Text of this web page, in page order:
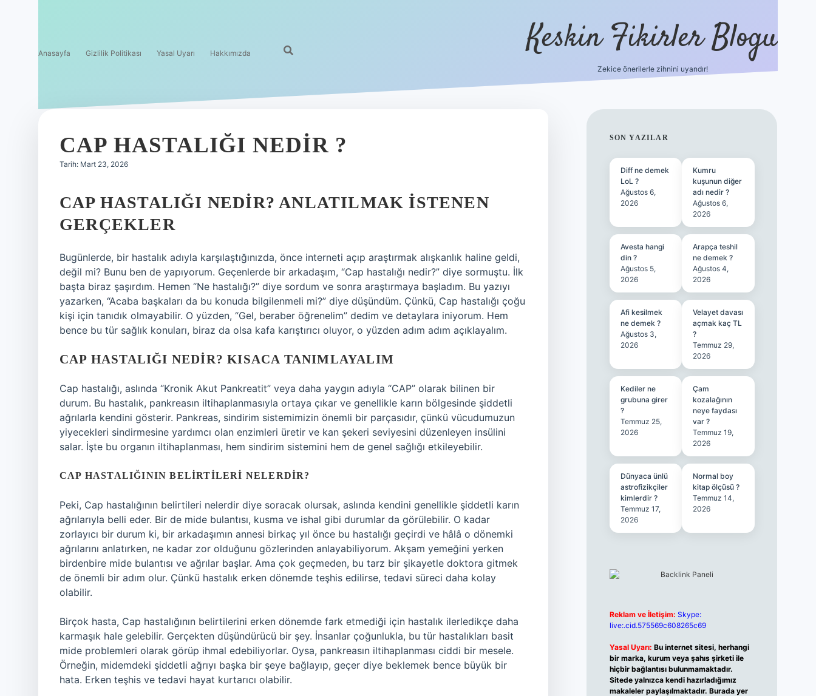
Anasayfa Gizlilik Politikası Yasal Uyarı Hakkımızda Keskin Fikirler Blogu
Zekice önerilerle zihnini uyandır!
CAP HASTALIĞI NEDIR ?
Tarih: Mart 23, 2026
CAP HASTALIĞI NEDIR? ANLATILMAK İSTENEN
GERÇEKLER
Bugünlerde, bir hastalık adıyla karşılaştığınızda, önce interneti açıp araştırmak alışkanlık haline geldi,
değil mi? Bunu ben de yapıyorum. Geçenlerde bir arkadaşım, “Cap hastalığı nedir?” diye sormuştu. İlk
başta biraz şaşırdım. Hemen “Ne hastalığı?” diye sordum ve sonra araştırmaya başladım. Bu yazıyı
yazarken, “Acaba başkaları da bu konuda bilgilenmeli mi?” diye düşündüm. Çünkü, Cap hastalığı çoğu
kişi için tanıdık olmayabilir. O yüzden, “Gel, beraber öğrenelim” dedim ve detaylara iniyorum. Hem
bence bu tür sağlık konuları, biraz da olsa kafa karıştırıcı oluyor, o yüzden adım adım açıklayalım.
CAP HASTALIĞI NEDIR? KISACA TANIMLAYALIM
Cap hastalığı, aslında “Kronik Akut Pankreatit” veya daha yaygın adıyla “CAP” olarak bilinen bir
durum. Bu hastalık, pankreasın iltihaplanmasıyla ortaya çıkar ve genellikle karın bölgesinde şiddetli
ağrılarla kendini gösterir. Pankreas, sindirim sistemimizin önemli bir parçasıdır, çünkü vücudumuzun
yiyecekleri sindirmesine yardımcı olan enzimleri üretir ve kan şekeri seviyesini düzenleyen insülini
salar. İşte bu organın iltihaplanması, hem sindirim sistemini hem de genel sağlığı etkileyebilir.
CAP HASTALIĞININ BELIRTILERI NELERDIR?
Peki, Cap hastalığının belirtileri nelerdir diye soracak olursak, aslında kendini genellikle şiddetli karın
ağrılarıyla belli eder. Bir de mide bulantısı, kusma ve ishal gibi durumlar da görülebilir. O kadar
zorlayıcı bir durum ki, bir arkadaşımın annesi birkaç yıl önce bu hastalığı geçirdi ve hâlâ o dönemki
ağrılarını anlatırken, ne kadar zor olduğunu gözlerinden anlayabiliyorum. Akşam yemeğini yerken
birdenbire mide bulantısı ve ağrılar başlar. Ama çok geçmeden, bu tarz bir şikayetle doktora gitmek
de önemli bir adım olur. Çünkü hastalık erken dönemde teşhis edilirse, tedavi süreci daha kolay
olabilir.
Birçok hasta, Cap hastalığının belirtilerini erken dönemde fark etmediği için hastalık ilerledikçe daha
karmaşık hale gelebilir. Gerçekten düşündürücü bir şey. İnsanlar çoğunlukla, bu tür hastalıkları basit
mide problemleri olarak görüp ihmal edebiliyorlar. Oysa, pankreasın iltihaplanması ciddi bir mesele.
Örneğin, midemdeki şiddetli ağrıyı başka bir şeye bağlayıp, geçer diye beklemek bence büyük bir
hata. Erken teşhis ve tedavi hayat kurtarıcı olabilir.
SIDEBAR
SON YAZILAR
Diff ne demek
LoL ?
Ağustos 6,
2026
Kumru
kuşunun diğer
adı nedir ?
Ağustos 6,
2026
Avesta hangi
din ?
Ağustos 5,
2026
Arapça teshil
ne demek ?
Ağustos 4,
2026
Afi kesilmek
ne demek ?
Ağustos 3,
2026
Velayet davası
açmak kaç TL
?
Temmuz 29,
2026
Kediler ne
grubuna girer
?
Temmuz 25,
2026
Çam
kozalağının
neye faydası
var ?
Temmuz 19,
2026
Dünyaca ünlü
astrofizikçiler
kimlerdir ?
Temmuz 17,
2026
Normal boy
kitap ölçüsü ?
Temmuz 14,
2026
Reklam ve İletişim: Skype:
live:.cid.575569c608265c69
Yasal Uyarı: Bu internet sitesi, herhangi
bir marka, kurum veya şahıs şirketi ile
hiçbir bağlantısı bulunmamaktadır.
Sitede yalnızca kendi hazırladığımız
makaleler paylaşılmaktadır. Burada yer